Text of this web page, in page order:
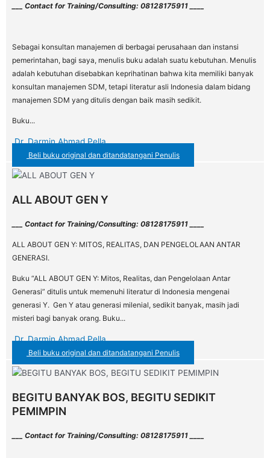
___ Contact for Training/Consulting: 08128175911 ____
Sebagai konsultan manajemen di berbagai perusahaan dan instansi
pemerintahan, bagi saya, menulis buku adalah suatu kebutuhan. Menulis
adalah kebutuhan disebabkan keprihatinan bahwa kita memiliki banyak
konsultan manajemen SDM, tetapi literatur asli Indonesia dalam bidang
manajemen SDM yang ditulis dengan baik masih sedikit.
Buku...
Dr. Darmin Ahmad Pella
Beli buku original dan ditandatangani Penulis
ALL ABOUT GEN Y
___ Contact for Training/Consulting: 08128175911 ____
ALL ABOUT GEN Y: MITOS, REALITAS, DAN PENGELOLAAN ANTAR
GENERASI.
Buku “ALL ABOUT GEN Y: Mitos, Realitas, dan Pengelolaan Antar
Generasi” ditulis untuk memenuhi literatur di Indonesia mengenai
generasi Y. Gen Y atau generasi milenial, sedikit banyak, masih jadi
misteri bagi banyak orang. Buku...
Dr. Darmin Ahmad Pella
Beli buku original dan ditandatangani Penulis
BEGITU BANYAK BOS, BEGITU SEDIKIT
PEMIMPIN
___ Contact for Training/Consulting: 08128175911 ____